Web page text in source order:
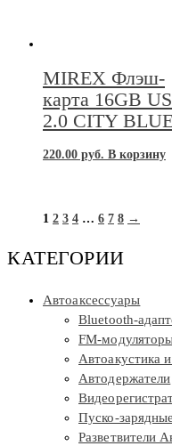
MIREX Флэш-
карта 16GB
2.0 CITY
220.00 руб. В корзину
1 2 3 4 … 6 7 8 →
КАТЕГОРИИ
Автоаксессуары
Bluetooth-
FM-
Автоакустика
Автодержатели
Пуско-
Разветвители